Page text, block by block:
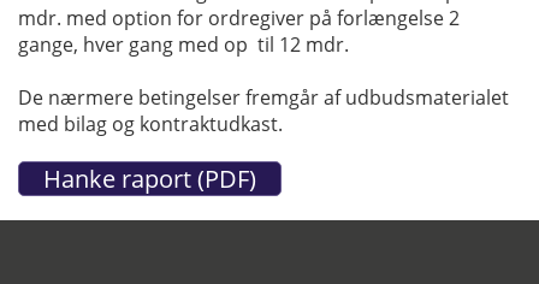
mdr. med option for ordregiver på forlængelse 2
gange, hver gang med op til 12 mdr.
De nærmere betingelser fremgår af udbudsmaterialet
med bilag og kontraktudkast.